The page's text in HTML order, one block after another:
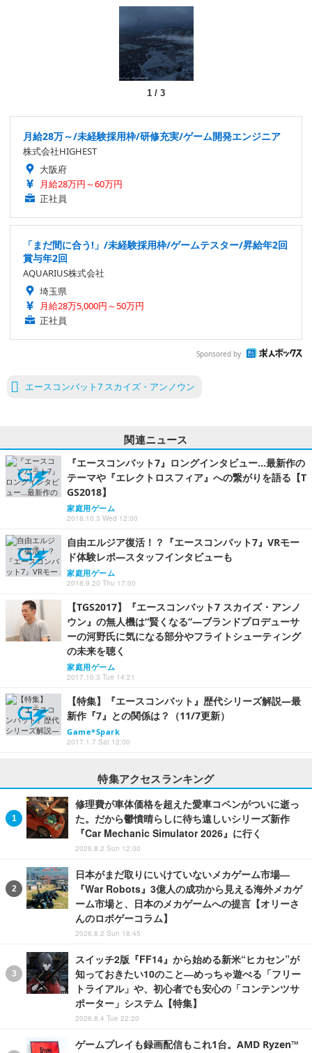
1/ 3
月給28万～/未経験採用枠/研修充実/ゲーム開発エンジニア
株式会社HIGHEST
大阪府
月給28万円～60万円
正社員
「まだ間に合う!」/未経験採用枠/ゲームテスター/昇給年2回
賞与年2回
AQUARIUS株式会社
埼玉県
月給28万5,000円～50万円
正社員
Sponsored by
エースコンバット7 スカイズ・アンノウン
関連ニュース
『エースコンバット7』ロングインタビュー…最新作の
テーマや『エレクトロスフィア』への繋がりを語る【T
GS2018】
家庭用ゲーム
2018.10.3 Wed 12:00
自由エルジア復活！？『エースコンバット7』VRモー
ド体験レポ―スタッフインタビューも
家庭用ゲーム
2018.9.20 Thu 17:00
【TGS2017】『エースコンバット7 スカイズ・アンノ
ウン』の無人機は“賢くなる”―ブランドプロデューサ
ーの河野氏に気になる部分やフライトシューティング
の未来を聴く
家庭用ゲーム
2017.10.3 Tue 14:21
【特集】『エースコンバット』歴代シリーズ解説―最
新作『7』との関係は？（11/7更新）
Game*Spark
2017.1.7 Sat 12:00
特集アクセスランキング
修理費が車体価格を超えた愛車コペンがついに逝っ
た。だから鬱憤晴らしに待ち遠しいシリーズ新作
『Car Mechanic Simulator 2026』に行く
2026.8.2 Sun 12:00
日本がまだ取りにいけていないメカゲーム市場―
『War Robots』3億人の成功から見える海外メカゲ
ーム市場と、日本のメカゲームへの提言【オリーさ
んのロボゲーコラム】
2026.8.2 Sun 18:45
スイッチ2版『FF14』から始める新米“ヒカセン”が
知っておきたい10のこと―めっちゃ遊べる「フリー
トライアル」や、初心者でも安心の「コンテンツサ
ポーター」システム【特集】
2026.8.4 Tue 22:20
ゲームプレイも録画配信もこれ1台。AMD Ryzen™